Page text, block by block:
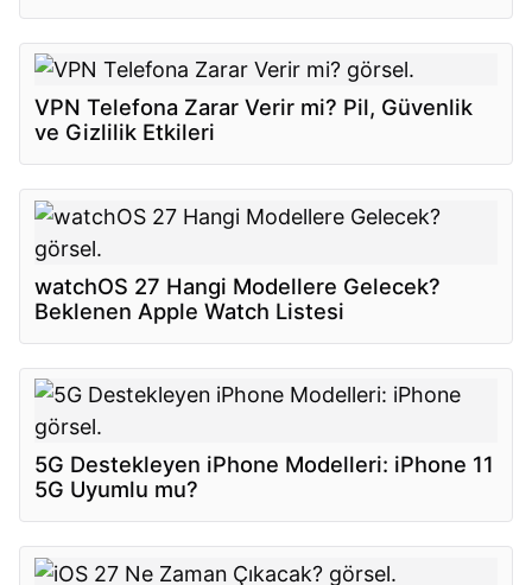
VPN Telefona Zarar Verir mi? Pil, Güvenlik
ve Gizlilik Etkileri
watchOS 27 Hangi Modellere Gelecek?
Beklenen Apple Watch Listesi
5G Destekleyen iPhone Modelleri: iPhone 11
5G Uyumlu mu?